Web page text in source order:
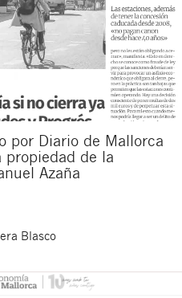
por Diario de Mallorca
propiedad de la
Azaña
Blasco